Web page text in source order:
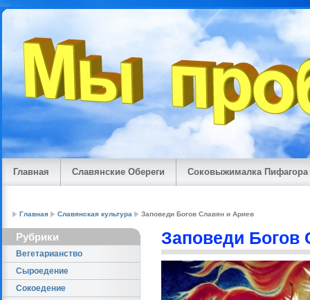
Главная Славянские Обереги Соковыжималка Пифагора
Главная Славянская культура Заповеди Богов Славян и Ариев
Рубрики
Вегетарианство
Сыроедение
Cокоедение
Заповеди Богов